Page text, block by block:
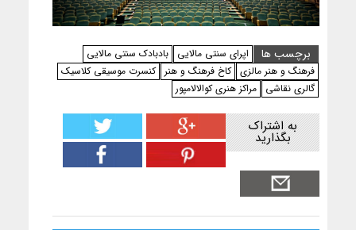
برچسب ها اپرای سنتی مالایی
بادبادک سنتی مالایی
فرهنگ و هنر مالزی کاخ فرهنگ و هنر کنسرت موسیقی کلاسیک
گالری نقاشی
مراکز هنری کوالالامپور
به اشتراک
بگذارید